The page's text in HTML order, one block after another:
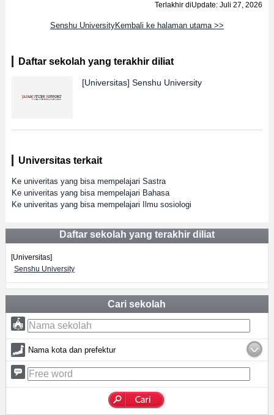
Terlakhir diUpdate: Juli 27, 2026
Senshu UniversityKembali ke halaman utama >>
Daftar sekolah yang terakhir diliat
[Universitas] Senshu University
Universitas terkait
Ke univeritas yang bisa mempelajari Sastra
Ke univeritas yang bisa mempelajari Bahasa
Ke univeritas yang bisa mempelajari Ilmu sosiologi
Daftar sekolah yang terakhir diliat
[Universitas]
Senshu University
Cari sekolah
Nama kota dan prefektur